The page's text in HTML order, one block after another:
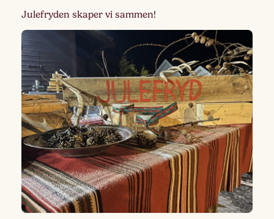
Julefryden skaper vi sammen!